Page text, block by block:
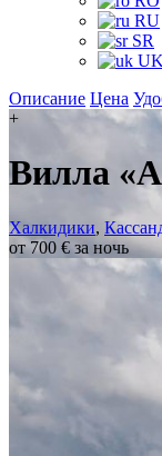
RU
SR
UK
Описание Цена
+
Вилла
Халкидики,
от 700 € за ночь